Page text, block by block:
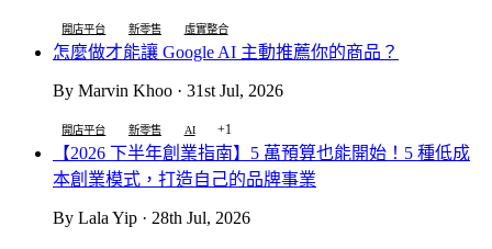
開店平台 新零售 虛實整合
怎麼做才能讓 Google AI 主動推薦你的商品？
By Marvin Khoo · 31st Jul, 2026
開店平台 新零售 AI +1
【2026 下半年創業指南】5 萬預算也能開始！5 種低成
本創業模式，打造自己的品牌事業
By Lala Yip · 28th Jul, 2026